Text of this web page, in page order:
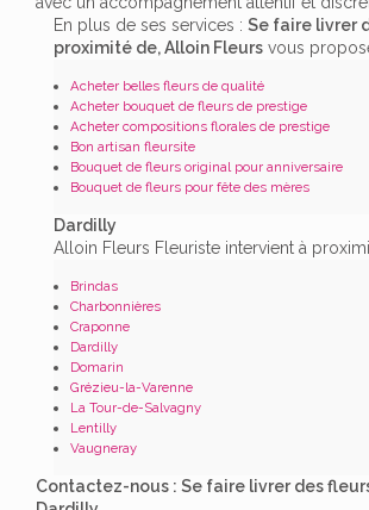
En plus de ses services : Se faire livrer
proximité de, Alloin Fleurs vous
Acheter belles fleurs de qualité
Acheter bouquet de fleurs de prestige
Acheter compositions florales de prestige
Bon artisan fleursite
Bouquet de fleurs original pour anniversaire
Bouquet de fleurs pour fête des mères
Dardilly
Alloin Fleurs Fleuriste intervient à
Brindas
Charbonnières
Craponne
Dardilly
Domarin
Grézieu-la-Varenne
La Tour-de-Salvagny
Lentilly
Vaugneray
Contactez-nous : Se faire livrer des